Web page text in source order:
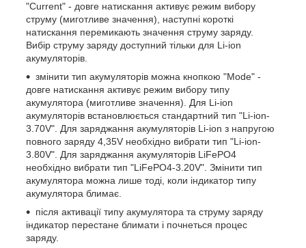
"Current" - довге натискання активує режим вибору
струму (миготливе значення), наступні короткі
натискання перемикають значення струму заряду.
Вибір струму заряду доступний тільки для Li-ion
акумуляторів.
змінити тип акумуляторів можна кнопкою "Mode" -
довге натискання активує режим вибору типу
акумулятора (миготливе значення). Для Li-ion
акумуляторів встановлюється стандартний тип "Li-ion-
3.70V". Для заряджання акумуляторів Li-ion з напругою
повного заряду 4,35V необхідно вибрати тип "Li-ion-
3.80V". Для заряджання акумуляторів LiFePO4
необхідно вибрати тип "LiFePO4-3.20V". Змінити тип
акумулятора можна лише тоді, коли індикатор типу
акумулятора блимає.
після активації типу акумулятора та струму заряду
індикатор перестане блимати і почнеться процес
заряду.